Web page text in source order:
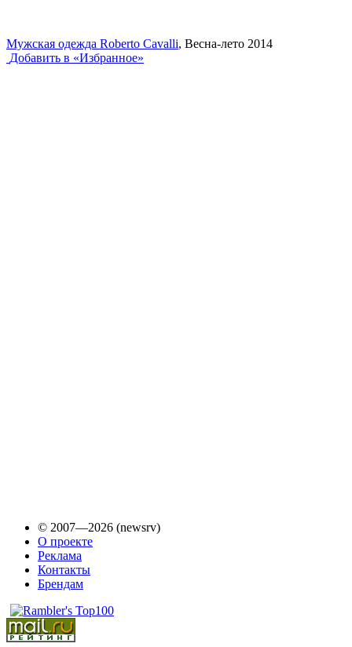
Мужская одежда Roberto Cavalli, Весна-лето 2014
Добавить в «Избранное»
© 2007—2026 (newsrv)
О проекте
Реклама
Контакты
Брендам